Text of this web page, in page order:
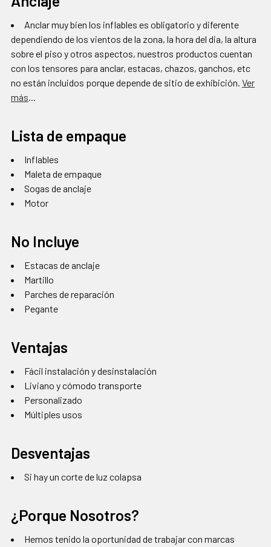
Anclar muy bien los inflables es obligatorio y diferente
dependiendo de los vientos de la zona, la hora del dia, la altura
sobre el piso y otros aspectos, nuestros productos cuentan
con los tensores para anclar, estacas, chazos, ganchos, etc
no están incluidos porque depende de sitio de exhibición. Ver
más...
Lista de empaque
Inflables
Maleta de empaque
Sogas de anclaje
Motor
No Incluye
Estacas de anclaje
Martillo
Parches de reparación
Pegante
Ventajas
Fácil instalación y desinstalación
Liviano y cómodo transporte
Personalizado
Múltiples usos
Desventajas
Si hay un corte de luz colapsa
¿Porque Nosotros?
Hemos tenido la oportunidad de trabajar con marcas